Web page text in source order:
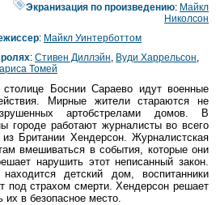
Экранизация по произведению: Майкл
Николсон
: Майкл Уинтерботтом
: Стивен Диллэйн, Вуди Харрельсон,
Томей
столице Боснии Сараево идут военные
Мирные жители стараются не
артобстрелами домов. В
городе работают журналисты во всего
Британии Хендерсон. Журналистская
вмешиваться в события, которые они
нарушить этот неписанный закон.
детский дом, воспитанники
под страхом смерти. Хендерсон решает
в безопасное место.